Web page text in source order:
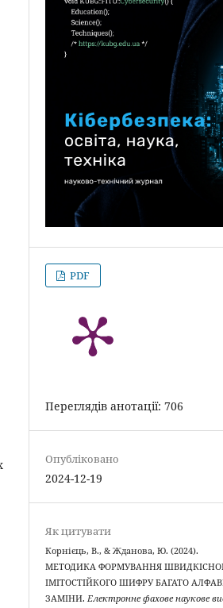
PDF
Переглядів анотації: 706
Опубліковано
2024-12-19
Як цитувати
Корнієць, В., & Жданова, Ю. (2024).
МЕТОДИКА ФОРМУВАННЯ
ІМІТОСТІЙКОГО ШИФРУ БАГАТО
ЗАМІНИ.Електронне фахове наукове